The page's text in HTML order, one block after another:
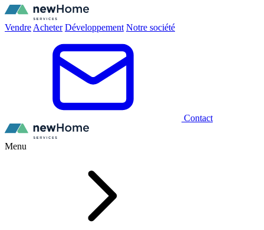
Vendre Acheter Développement Notre société
Contact
Menu